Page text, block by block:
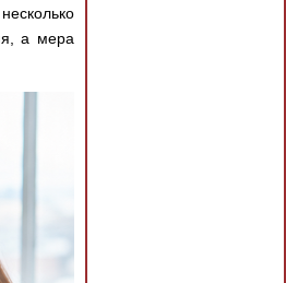
а мера